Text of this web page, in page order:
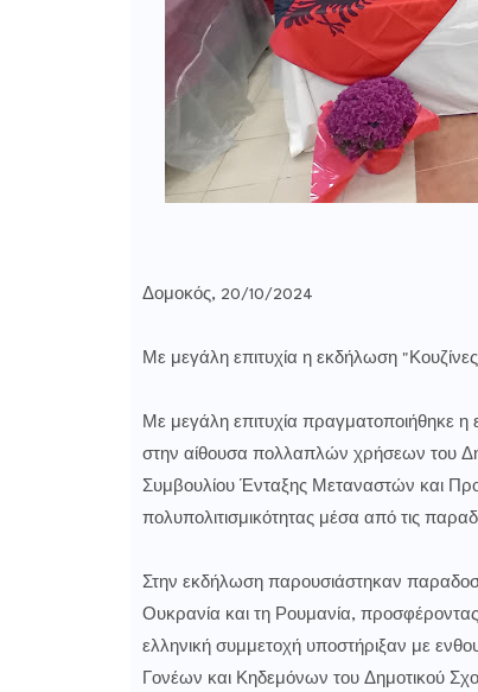
Δομοκός, 20/10/2024
Με μεγάλη επιτυχία η εκδήλωση
Με μεγάλη επιτυχία πραγματοποιήθηκε
στην αίθουσα πολλαπλών χρήσεων του
Συμβουλίου Ένταξης Μεταναστών και
πολυπολιτισμικότητας μέσα από τις
Στην εκδήλωση παρουσιάστηκαν
Ουκρανία και τη Ρουμανία,
ελληνική συμμετοχή υποστήριξαν με
Γονέων και Κηδεμόνων του Δημοτικού